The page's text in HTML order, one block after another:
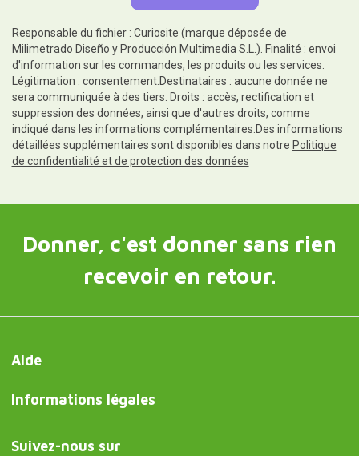
Responsable du fichier : Curiosite (marque déposée de
Milimetrado Diseño y Producción Multimedia S.L.). Finalité : envoi
d'information sur les commandes, les produits ou les services.
Légitimation : consentement.Destinataires : aucune donnée ne
sera communiquée à des tiers. Droits : accès, rectification et
suppression des données, ainsi que d'autres droits, comme
indiqué dans les informations complémentaires.Des informations
détaillées supplémentaires sont disponibles dans notre Politique
de confidentialité et de protection des données
Donner, c'est donner sans rien
recevoir en retour.
Aide
Informations légales
Suivez-nous sur